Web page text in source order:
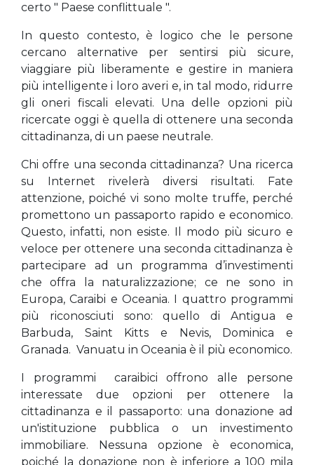
certo " Paese conflittuale ".
In questo contesto, è logico che le persone
cercano alternative per sentirsi più sicure,
viaggiare più liberamente e gestire in maniera
più intelligente i loro averi e, in tal modo, ridurre
gli oneri fiscali elevati. Una delle opzioni più
ricercate oggi è quella di ottenere una seconda
cittadinanza, di un paese neutrale.
Chi offre una seconda cittadinanza? Una ricerca
su Internet rivelerà diversi risultati. Fate
attenzione, poiché vi sono molte truffe, perché
promettono un passaporto rapido e economico.
Questo, infatti, non esiste. Il modo più sicuro e
veloce per ottenere una seconda cittadinanza è
partecipare ad un programma d’investimenti
che offra la naturalizzazione; ce ne sono in
Europa, Caraibi e Oceania. I quattro programmi
più riconosciuti sono: quello di Antigua e
Barbuda, Saint Kitts e Nevis, Dominica e
Granada. Vanuatu in Oceania è il più economico.
I programmi caraibici offrono alle persone
interessate due opzioni per ottenere la
cittadinanza e il passaporto: una donazione ad
un'istituzione pubblica o un investimento
immobiliare. Nessuna opzione è economica,
poiché la donazione non è inferiore a 100 mila